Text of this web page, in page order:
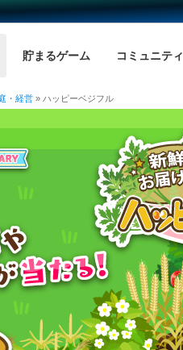
貯まるゲーム コミュニティ
・経営 » ハッピーベジフル